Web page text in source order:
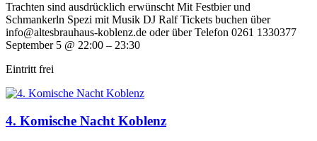
Trachten sind ausdrücklich erwünscht Mit Festbier und
Schmankerln Spezi mit Musik DJ Ralf Tickets buchen über
info@altesbrauhaus-koblenz.de oder über Telefon 0261 1330377
September 5 @ 22:00 – 23:30
Eintritt frei
4. Komische Nacht Koblenz